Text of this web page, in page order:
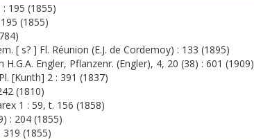
195 (1855)
(1855)
[ s? ] Fl. Réunion (E.J. de Cordemoy) : 133 (1895)
Engler, Pflanzenr. (Engler), 4, 20 (38) : 601 (1909)
[Kunth] 2 : 391 (1837)
(1810)
1 : 59, t. 156 (1858)
: 204 (1855)
319 (1855)